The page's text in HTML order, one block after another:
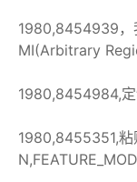
1980,8454939，
MI(Arbitrary
1980,8454984,定
1980,8455351,粘